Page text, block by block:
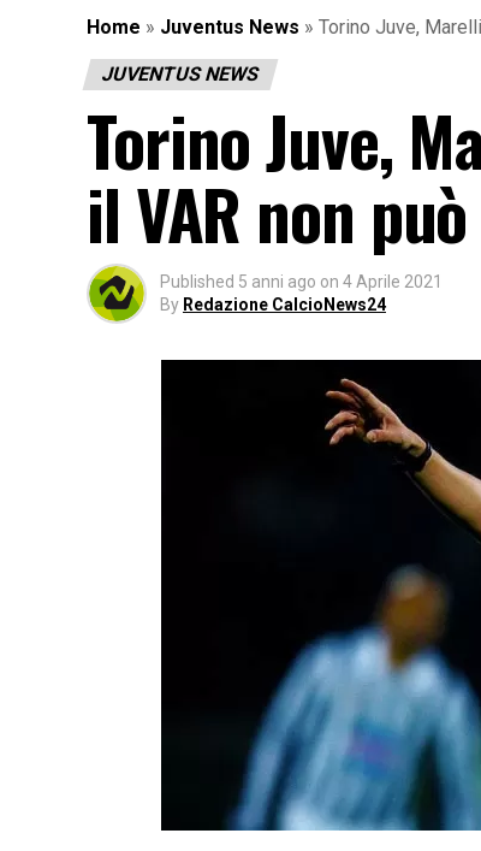
Home » Juventus News » Torino Juve,
JUVENTUS NEWS
Torino Juve,
il VAR non
Published 5 anni ago on 4 Aprile 2021
By Redazione CalcioNews24